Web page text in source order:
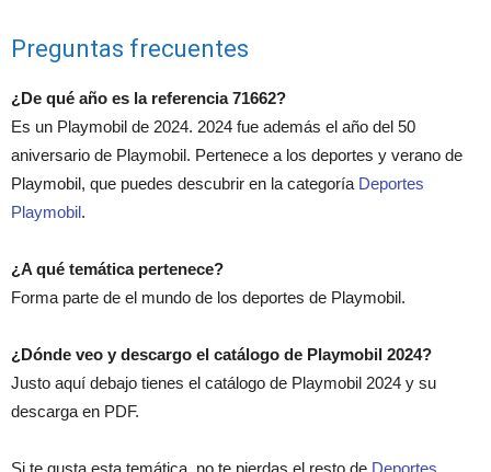
Preguntas frecuentes
¿De qué año es la referencia 71662?
Es un Playmobil de 2024. 2024 fue además el año del 50
aniversario de Playmobil. Pertenece a los deportes y verano de
Playmobil, que puedes descubrir en la categoría Deportes
Playmobil.
¿A qué temática pertenece?
Forma parte de el mundo de los deportes de Playmobil.
¿Dónde veo y descargo el catálogo de Playmobil 2024?
Justo aquí debajo tienes el catálogo de Playmobil 2024 y su
descarga en PDF.
Si te gusta esta temática, no te pierdas el resto de Deportes